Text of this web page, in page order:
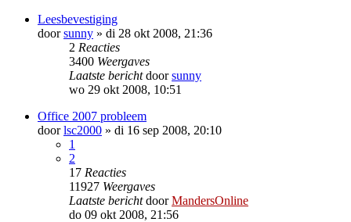
Leesbevestiging
doorsunny » di 28 okt 2008, 21:36
2 Reacties
3400 Weergaves
Laatste berichtdoorsunny
wo 29 okt 2008, 10:51
Office 2007 probleem
doorlsc2000 » di 16 sep 2008, 20:10
1
2
17 Reacties
11927 Weergaves
Laatste berichtdoorMandersOnline
do 09 okt 2008, 21:56